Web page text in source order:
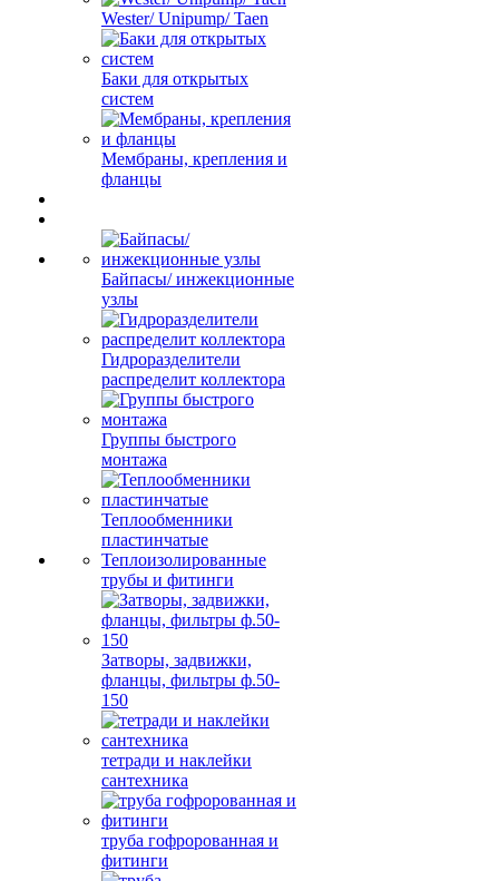
Wester/ Unipump/ Taen
Баки для открытых
систем
Мембраны, крепления и
фланцы
Байпасы/ инжекционные
узлы
Гидроразделители
распределит коллектора
Группы быстрого
монтажа
Теплообменники
пластинчатые
Теплоизолированные
трубы и фитинги
Затворы, задвижки,
фланцы, фильтры ф.50-
150
тетради и наклейки
сантехника
труба гофророванная и
фитинги